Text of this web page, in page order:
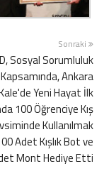
Sonraki
Sosyal Sorumluluk
Ankara
Yeni Hayat İlk
100 Öğrenciye Kış
Kullanılmak
Adet Kışlık Bot ve
Mont Hediye Etti